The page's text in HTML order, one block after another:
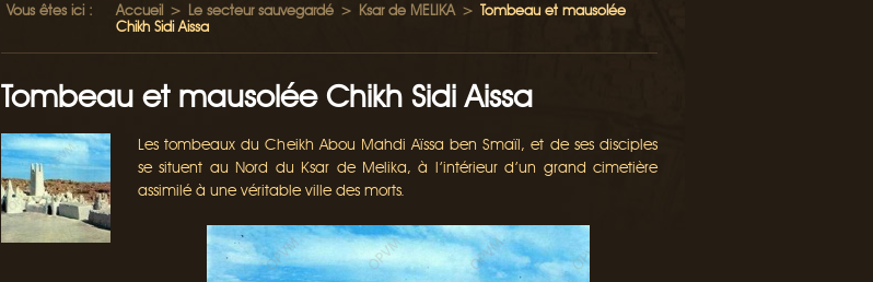
Vous êtes ici : Accueil > Le secteur sauvegardé > Ksar de MELIKA > Tombeau et mausolée
Chikh Sidi Aissa
Tombeau et mausolée Chikh Sidi Aissa
Les tombeaux du Cheikh Abou Mahdi Aïssa ben Smaïl, et de ses disciples
se situent au Nord du Ksar de Melika, à l’intérieur d’un grand cimetière
assimilé à une véritable ville des morts.